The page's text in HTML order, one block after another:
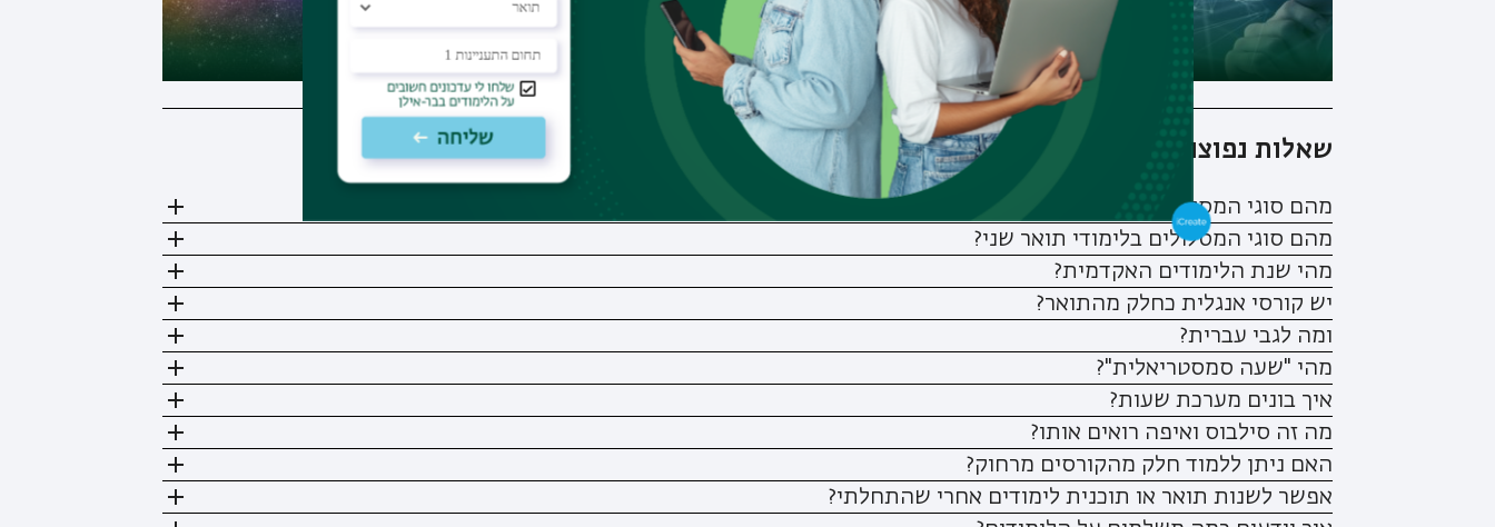
שאלות נפוצות
מהם סוגי המסלולים בלימודי תואר ראשון?
מהם סוגי המסלולים בלימודי תואר שני?
מהי שנת הלימודים האקדמית?
יש קורסי אנגלית כחלק מהתואר?
ומה לגבי עברית?
מהי "שעה סמסטריאלית"?
איך בונים מערכת שעות?
מה זה סילבוס ואיפה רואים אותו?
האם ניתן ללמוד חלק מהקורסים מרחוק?
אפשר לשנות תואר או תוכנית לימודים אחרי שהתחלתי?